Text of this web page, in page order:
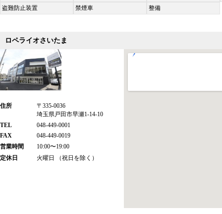
盗難防止装置
禁煙車 整備
ロペライオさいたま
住所
〒335-0036
埼玉県戸田市早瀬1-14-10
TEL
048-449-0001
FAX
048-449-0019
営業時間
10:00〜19:00
定休日
火曜日 （祝日を除く）